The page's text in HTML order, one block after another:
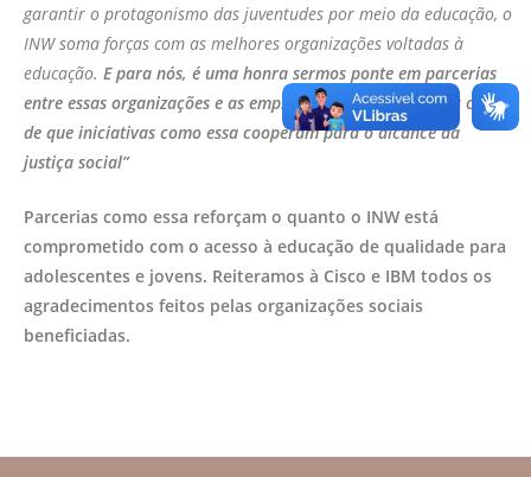
garantir o protagonismo das juventudes por meio da educação, o
INW soma forças com as melhores organizações voltadas à
educação. E para nós, é uma honra sermos ponte em parcerias
entre essas organizações e as empresas privadas. Estamos certos
de que iniciativas como essa cooperam para o alcance da
justiça social”
Parcerias como essa reforçam o quanto o INW está
comprometido com o acesso à educação de qualidade para
adolescentes e jovens. Reiteramos à Cisco e IBM todos os
agradecimentos feitos pelas organizações sociais
beneficiadas.